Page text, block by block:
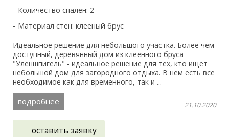
Количество спален: 2
Материал стен: клееный брус
Идеальное решение для небольшого участка. Более чем
доступный, деревянный дом из клеенного бруса
"Уленшпигель" - идеальное решение для тех, кто ищет
небольшой дом для загородного отдыха. В нем есть все
необходимое как для временного, так и ...
подробнее 21.10.2020
оставить заявку